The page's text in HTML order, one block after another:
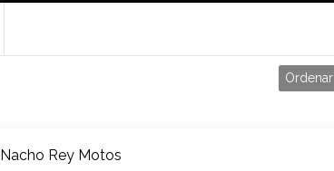
Ordenar
Nacho Rey Motos